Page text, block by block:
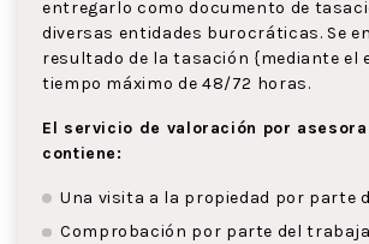
entregarlo como documento de
diversas entidades burocráticas. Se
resultado de la tasación {mediante el
tiempo máximo de 48/72 horas.
El servicio de valoración por
contiene:
Una visita a la propiedad por parte
Comprobación por parte del